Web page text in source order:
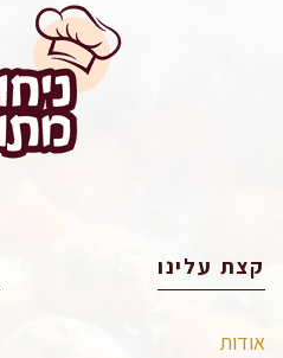
קצת עלינו
אודות